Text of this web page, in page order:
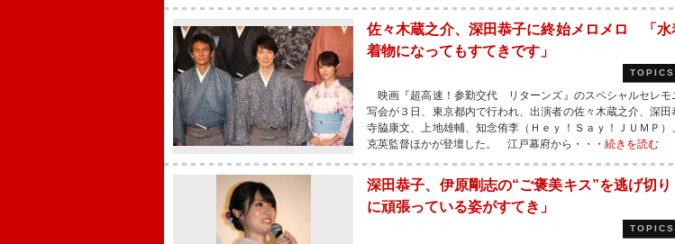
佐々木蔵之介、深田恭子に終始メロメロ 「水
着物になってもすてきです」
TOPICS
映画『超高速！参勤交代 リターンズ』のスペシャルセレモ
写会が３日、東京都内で行われ、出演者の佐々木蔵之介、深田
寺脇康文、上地雄輔、知念侑李（Ｈｅｙ！Ｓａｙ！ＪＵＭＰ
克英監督ほかが登壇した。 江戸幕府から・・・ 続きを読む
深田恭子、伊原剛志の“ご褒美キス”を逃げ切
に頑張っている姿がすてき」
TOPICS